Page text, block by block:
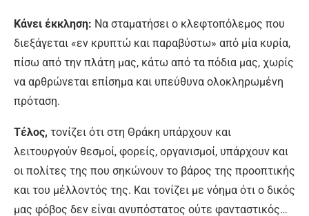
Κάνει έκκληση: Να σταματήσει ο κλεφτο­πόλεμος που
διεξάγεται «εν κρυπτώ και παραβύστω» από μία κυρία,
πίσω από την πλάτη μας, κάτω από τα πόδια μας, χωρίς
να αρθρώ­νεται επίσημα και υπεύθυνα ολοκληρωμένη
πρόταση.
Τέλος, τονίζει ότι στη Θράκη υπάρχουν και
λειτουργούν θεσμοί, φορείς, οργανισμοί, υπάρχουν και
οι πολίτες της που σηκώνουν το βάρος της προοπτικής
και του μέλλοντός της. Και τονίζει με νόημα ότι ο δικός
μας φόβος δεν είναι ανυπόστατος ούτε φανταστικός…